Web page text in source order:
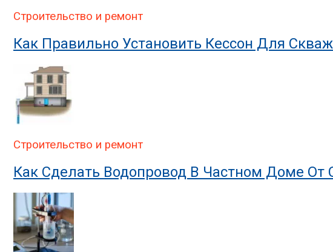
Строительство и ремонт
Как Правильно Установить Кессон Для
Строительство и ремонт
Как Сделать Водопровод В Частном Доме